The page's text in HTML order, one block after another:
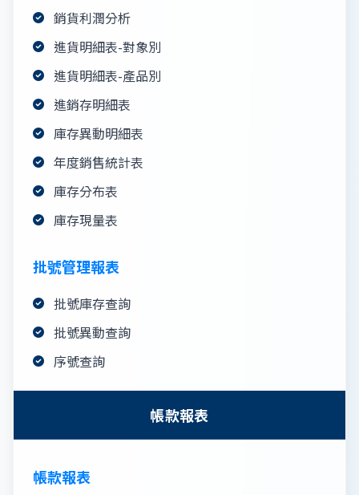
銷貨利潤分析
進貨明細表-對象別
進貨明細表-產品別
進銷存明細表
庫存異動明細表
年度銷售統計表
庫存分布表
庫存現量表
批號管理報表
批號庫存查詢
批號異動查詢
序號查詢
帳款報表
帳款報表